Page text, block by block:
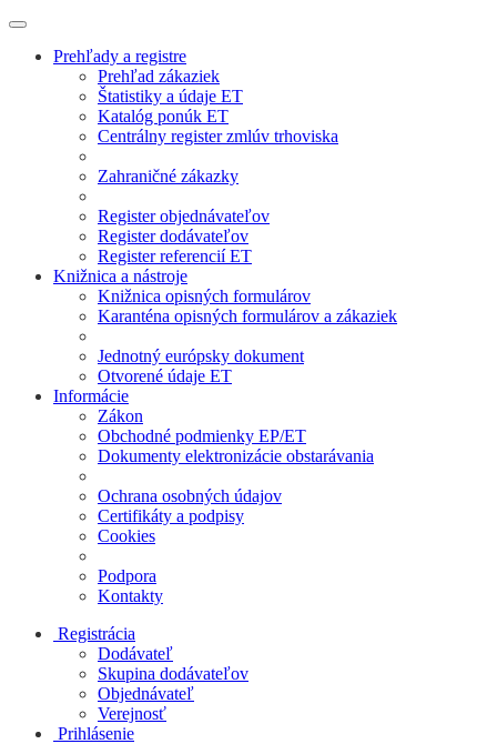
Prehľady a registre
Prehľad zákaziek
Štatistiky a údaje ET
Katalóg ponúk ET
Centrálny register zmlúv trhoviska
Zahraničné zákazky
Register objednávateľov
Register dodávateľov
Register referencií ET
Knižnica a nástroje
Knižnica opisných formulárov
Karanténa opisných formulárov a zákaziek
Jednotný európsky dokument
Otvorené údaje ET
Informácie
Zákon
Obchodné podmienky EP/ET
Dokumenty elektronizácie obstarávania
Ochrana osobných údajov
Certifikáty a podpisy
Cookies
Podpora
Kontakty
Registrácia
Dodávateľ
Skupina dodávateľov
Objednávateľ
Verejnosť
Prihlásenie